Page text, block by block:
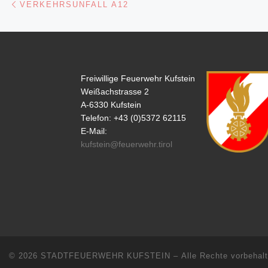
VERKEHRSUNFALL A12
Freiwillige Feuerwehr Kufstein
Weißachstrasse 2
A-6330 Kufstein
Telefon: +43 (0)5372 62115
E-Mail:
kufstein@feuerwehr.tirol
© 2026 STADTFEUERWEHR KUFSTEIN – Alle Rechte